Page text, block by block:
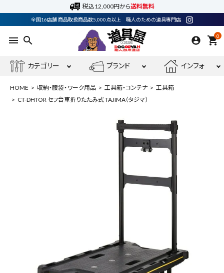
税込12,000円から送料無料
全国16店舗 商品取扱商品数5,000点以上 職人のための道具専門店
menu search 0
shopping_cart
カテゴリー ブランド インフォ
HOME 収納・腰袋・ワーク用品 工具箱・コンテナ
工具箱
CT-DHTOR セフ台車折りたたみ式 TAJIMA（タジマ）